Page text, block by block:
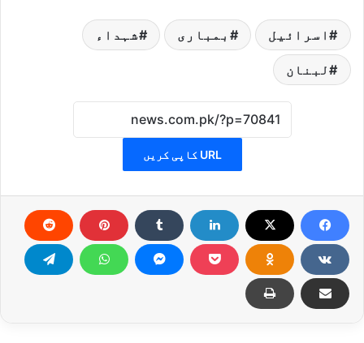
اسرائیل بمباری شہداء
لبنان
URL کاپی کریں